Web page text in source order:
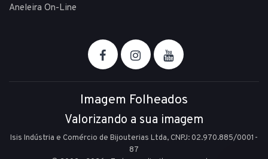
Aneleira On-Line
Imagem Folheados
Valorizando a sua imagem
Isis Indústria e Comércio de Bijouterias Ltda, CNPJ: 02.970.885/0001-
87